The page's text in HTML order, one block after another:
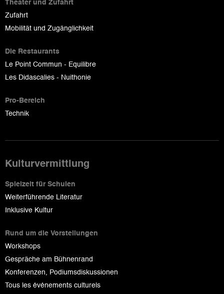
Theater und Zufahrt
Zufahrt
Mobilität und Zugänglichkeit
Die Restaurants
Le Point Commun - Equilibre
Les Didascalies - Nuithonie
Pro-Bereich
Technik
Kulturvermittlung
Spielzeit für Schulen
Weiterführende Literatur
Inklusive Kultur
Rund um die Vorstellungen
Workshops
Gespräche am Bühnenrand
Konferenzen, Podiumsdiskussionen
Tous les événements culturels